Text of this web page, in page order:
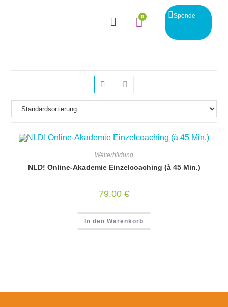
Spende
Weiterbildung
NLD! Online-Akademie Einzelcoaching (à 45 Min.)
79,00 €
In den Warenkorb